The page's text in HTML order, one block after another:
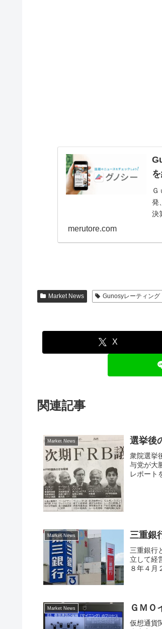
Ｇ
発
決
merutore.com
Market News Gunosyレーティング
X
関連記事
Market News 選挙後
衆院選挙
与党が大
レポート
Market News 三重銀
三重銀行
立して経
８年４月
Market News ＧＭＯ
仮想通貨